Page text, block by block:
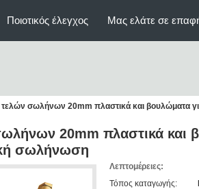
Ποιοτικός έλεγχος Μας ελάτε σε
τελών σωλήνων 20mm πλαστικά και βουλώματα
20mm πλαστικά και
σωλήνωση
Λεπτομέρειες:
Τόπος καταγωγής: